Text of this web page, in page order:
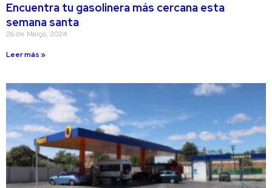
Encuentra tu gasolinera más cercana esta
semana santa
26 de Março, 2024
Leer más »